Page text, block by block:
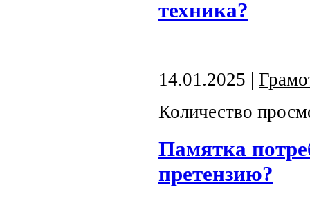
техника?
14.01.2025 |
Количество
Памятка
претензию?